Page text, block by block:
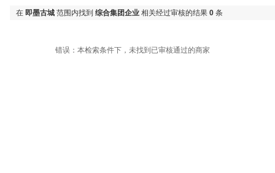
在 即墨古城 范围内找到 综合集团企业 相关经过审核的结果 0 条
错误：本检索条件下，未找到已审核通过的商家